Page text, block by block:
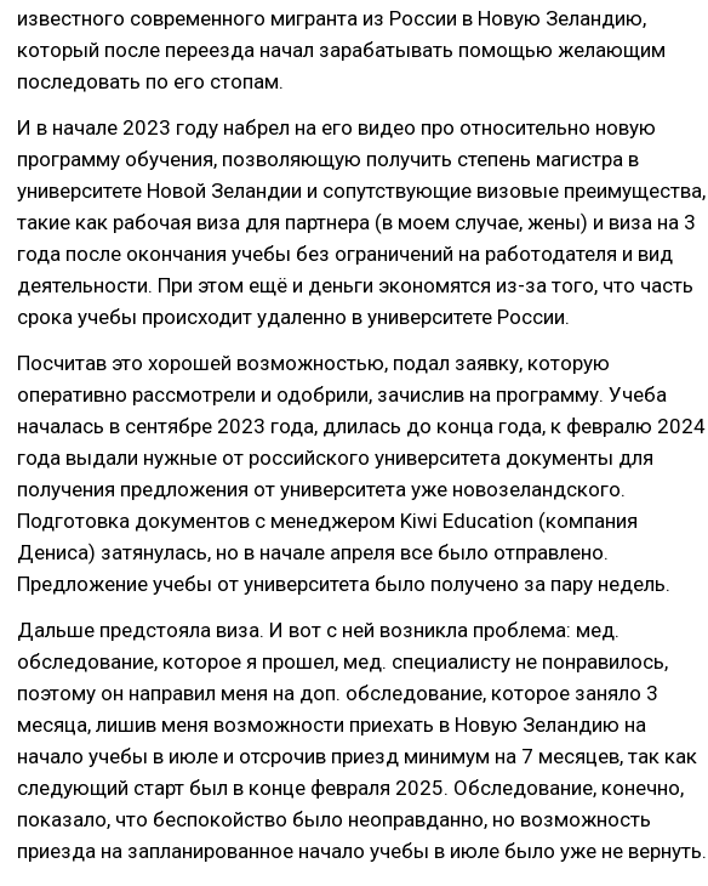
известного современного мигранта из России в Новую Зеландию,
который после переезда начал зарабатывать помощью желающим
последовать по его стопам.
И в начале 2023 году набрел на его видео про относительно новую
программу обучения, позволяющую получить степень магистра в
университете Новой Зеландии и сопутствующие визовые преимущества,
такие как рабочая виза для партнера (в моем случае, жены) и виза на 3
года после окончания учебы без ограничений на работодателя и вид
деятельности. При этом ещё и деньги экономятся из-за того, что часть
срока учебы происходит удаленно в университете России.
Посчитав это хорошей возможностью, подал заявку, которую
оперативно рассмотрели и одобрили, зачислив на программу. Учеба
началась в сентябре 2023 года, длилась до конца года, к февралю 2024
года выдали нужные от российского университета документы для
получения предложения от университета уже новозеландского.
Подготовка документов с менеджером Kiwi Education (компания
Дениса) затянулась, но в начале апреля все было отправлено.
Предложение учебы от университета было получено за пару недель.
Дальше предстояла виза. И вот с ней возникла проблема: мед.
обследование, которое я прошел, мед. специалисту не понравилось,
поэтому он направил меня на доп. обследование, которое заняло 3
месяца, лишив меня возможности приехать в Новую Зеландию на
начало учебы в июле и отсрочив приезд минимум на 7 месяцев, так как
следующий старт был в конце февраля 2025. Обследование, конечно,
показало, что беспокойство было неоправданно, но возможность
приезда на запланированное начало учебы в июле было уже не вернуть.